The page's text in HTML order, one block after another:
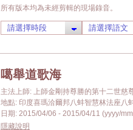
所有版本均為未經剪輯的現場錄音。
噶舉道歌海
主法上師: 上師金剛持尊勝的第十二世慈
地點: 印度喜瑪洽爾邦八蚌智慧林法座八
日期: 2015/04/06 - 2015/04/11 (yyyy/
隱藏說明